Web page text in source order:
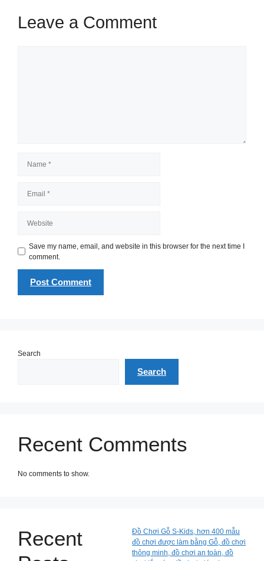
Leave a Comment
Save my name, email, and website in this browser for the next time I
comment.
Search
Search
Recent Comments
No comments to show.
Recent
Đồ Chơi Gỗ S-Kids, hơn 400 mẫu
đồ chơi được làm bằng Gỗ, đồ chơi
thông minh, đồ chơi an toàn, đồ